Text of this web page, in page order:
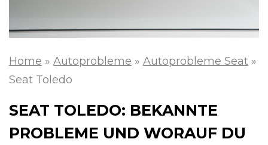
Home » Autoprobleme » Autoprobleme Seat »
Seat Toledo
SEAT TOLEDO: BEKANNTE
PROBLEME UND WORAUF DU